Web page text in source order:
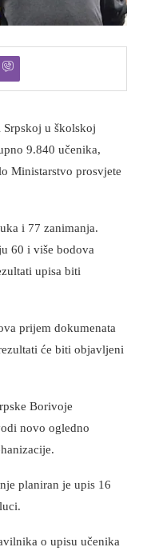
u školskoj
9.840 učenika,
Ministarstvo prosvjete
i 77 zanimanja.
60 i više bodova
upisa biti
prijem dokumenata
će biti objavljeni
Borivoje
novo ogledno
planiran je upis 16
o upisu učenika